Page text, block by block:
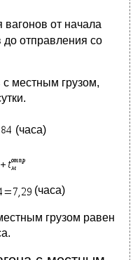
вагонов от начала
до отправления со
местным грузом,
(часа)
(часа)
грузом равен